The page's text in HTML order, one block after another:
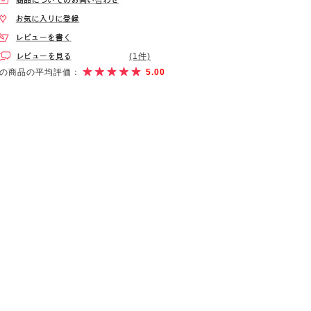
(1件)
商品の平均評価：
5.00